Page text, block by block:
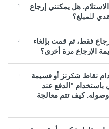
هل يمكنني إرجاع
للمبلغ؟
فقط، ثم قمت بإلغاء
الإرجاع مرة أخرى؟
نقاط شكرنز أو قسيمة
باستخدام "الدفع عند
كيف تتم معالجة